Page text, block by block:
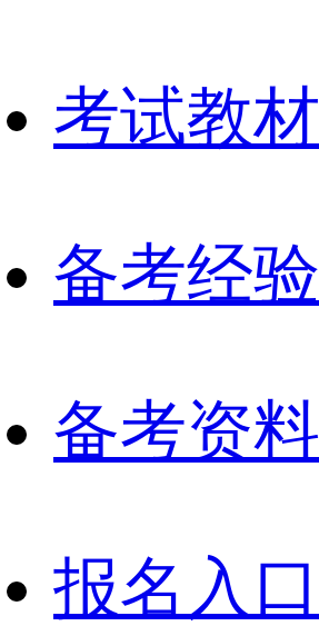
考试教材
备考经验
备考资料
报名入口